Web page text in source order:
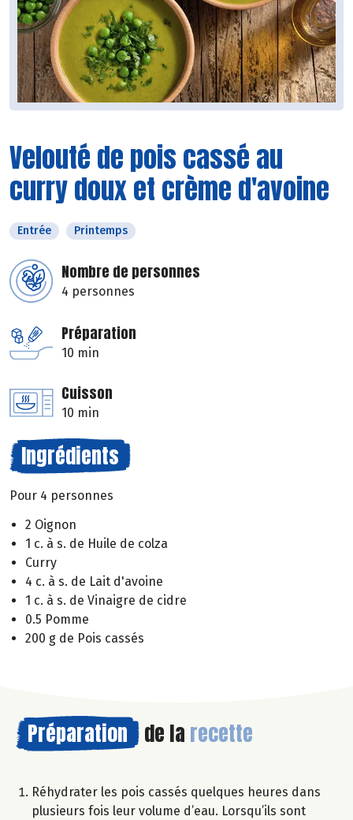
Velouté de pois cassé au
curry doux et crème d'avoine
Entrée Printemps
Nombre de personnes
4 personnes
Préparation
10 min
Cuisson
10 min
Ingrédients
Pour 4 personnes
2 Oignon
1 c. à s. de Huile de colza
Curry
4 c. à s. de Lait d'avoine
1 c. à s. de Vinaigre de cidre
0.5 Pomme
200 g de Pois cassés
Préparation de la recette
Réhydrater les pois cassés quelques heures dans
plusieurs fois leur volume d’eau. Lorsqu’ils sont